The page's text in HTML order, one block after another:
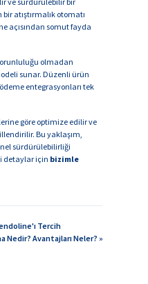
atıştırmalık otomatı
açısından somut fayda
olmadan
sunar. Düzenli ürün
entegrasyonları tek
göre optimize edilir ve
Bu yaklaşım,
sürdürülebilirliği
detaylar için bizimle
Tercih
Nedir? Avantajları Neler? »